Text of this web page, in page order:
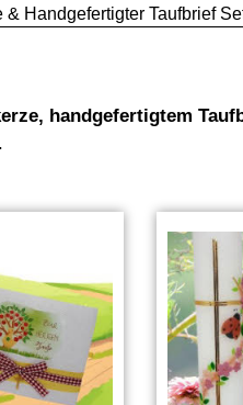
& Handgefertigter Taufbrief
handgefertigtem